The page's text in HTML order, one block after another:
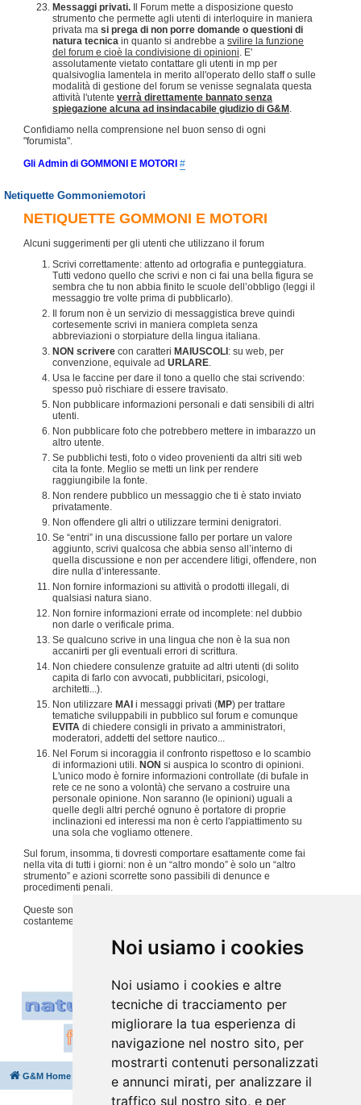
Noi usiamo i cookies
Noi usiamo i cookies e altre
tecniche di tracciamento per
migliorare la tua esperienza di
navigazione nel nostro sito, per
mostrarti contenuti personalizzati
e annunci mirati, per analizzare il
traffico sul nostro sito, e per
Messaggi privati. Il Forum mette a disposizione questo
strumento che permette agli utenti di interloquire in maniera
privata ma si prega di non porre domande o questioni di
natura tecnica in quanto si andrebbe a svilire la funzione
del forum e cioè la condivisione di opinioni . E'
assolutamente vietato contattare gli utenti in mp per
qualsivoglia lamentela in merito all'operato dello staff o sulle
modalità di gestione del forum se venisse segnalata questa
attività l'utente verrà direttamente bannato senza
spiegazione alcuna ad insindacabile giudizio di G&M
Confidiamo nella comprensione nel buon senso di ogni
"forumista".
Gli Admin di GOMMONI E MOTORI #
Netiquette Gommoniemotori
NETIQUETTE GOMMONI E MOTORI
Alcuni suggerimenti per gli utenti che utilizzano il forum
Scrivi correttamente: attento ad ortografia e punteggiatura.
Tutti vedono quello che scrivi e non ci fai una bella figura se
sembra che tu non abbia finito le scuole dell’obbligo (leggi il
messaggio tre volte prima di pubblicarlo).
Il forum non è un servizio di messaggistica breve quindi
cortesemente scrivi in maniera completa senza
abbreviazioni o storpiature della lingua italiana.
NON scrivere con caratteri MAIUSCOLI : su web, per
convenzione, equivale ad URLARE.
Usa le faccine per dare il tono a quello che stai scrivendo:
spesso può rischiare di essere travisato.
Non pubblicare informazioni personali e dati sensibili di altri
utenti.
Non pubblicare foto che potrebbero mettere in imbarazzo un
altro utente.
Se pubblichi testi, foto o video provenienti da altri siti web
cita la fonte. Meglio se metti un link per rendere
raggiungibile la fonte.
Non rendere pubblico un messaggio che ti è stato inviato
privatamente.
Non offendere gli altri o utilizzare termini denigratori.
Se “entri” in una discussione fallo per portare un valore
aggiunto, scrivi qualcosa che abbia senso all’interno di
quella discussione e non per accendere litigi, offendere, non
dire nulla d’interessante.
Non fornire informazioni su attività o prodotti illegali, di
qualsiasi natura siano.
Non fornire informazioni errate od incomplete: nel dubbio
non darle o verificale prima.
Se qualcuno scrive in una lingua che non è la sua non
accanirti per gli eventuali errori di scrittura.
Non chiedere consulenze gratuite ad altri utenti (di solito
capita di farlo con avvocati, pubblicitari, psicologi,
architetti...).
Non utilizzare MAI i messaggi privati (MP) per trattare
tematiche sviluppabili in pubblico sul forum e comunque
EVITA di chiedere consigli in privato a amministratori,
moderatori, addetti del settore nautico...
Nel Forum si incoraggia il confronto rispettoso e lo scambio
di informazioni utili. NON si auspica lo scontro di opinioni.
L'unico modo è fornire informazioni controllate (di bufale in
rete ce ne sono a volontà) che servano a costruire una
personale opinione. Non saranno (le opinioni) uguali a
quelle degli altri perché ognuno è portatore di proprie
inclinazioni ed interessi ma non è certo l'appiattimento su
una sola che vogliamo ottenere.
Sul forum, insomma, ti dovresti comportare esattamente come fai
nella vita di tutti i giorni: non è un “altro mondo” è solo un “altro
strumento” e azioni scorrette sono passibili di denunce e
procedimenti penali.
Queste sono solo alcune regole, per tutto il resto usiamo
costantemente
G&M Home Tutti gli orari sonoUTC+02:00
Cancella cookie